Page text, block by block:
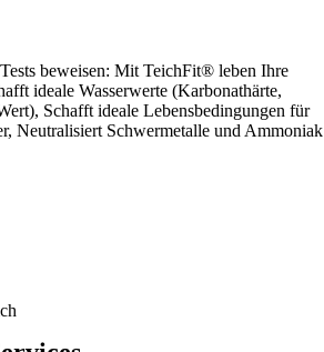
beweisen: Mit TeichFit® leben Ihre
ideale Wasserwerte (Karbonathärte,
Schafft ideale Lebensbedingungen für
Neutralisiert Schwermetalle und Ammoniak